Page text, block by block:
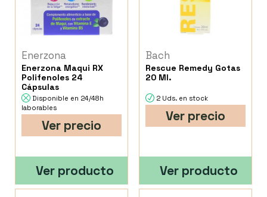
Enerzona
Enerzona Maqui RX
Polifenoles 24
Cápsulas
Disponible en 24/48h
laborables
Ver precio
Ver producto
Bach
Rescue Remedy Gotas
20 Ml.
2 Uds. en stock
Ver precio
Ver producto